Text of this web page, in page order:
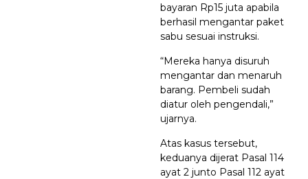
bayaran Rp15 juta apabila
berhasil mengantar paket
sabu sesuai instruksi.
“Mereka hanya disuruh
mengantar dan menaruh
barang. Pembeli sudah
diatur oleh pengendali,”
ujarnya.
Atas kasus tersebut,
keduanya dijerat Pasal 114
ayat 2 junto Pasal 112 ayat